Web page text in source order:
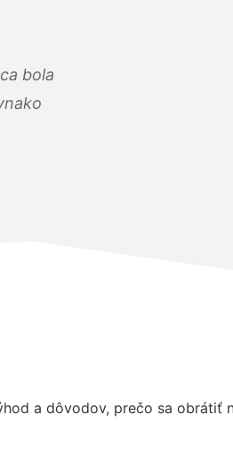
bola
a dôvodov, prečo sa obrátiť